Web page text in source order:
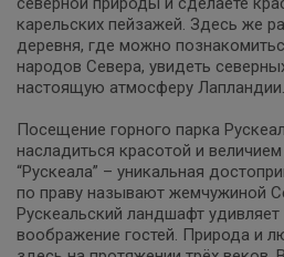
карельских пейзажей. Здесь же
деревня, где можно
народов Севера, увидеть
настоящую атмосферу Лапландии.
Посещение горного парка
насладиться красотой и
“Рускеала” – уникальная
по праву называют жемчужиной
Рускеальский ландшафт
воображение гостей. Природа и